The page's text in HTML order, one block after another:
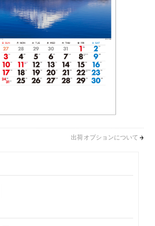
出荷オプションについて